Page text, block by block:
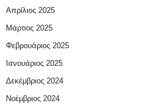
Απρίλιος 2025
Μάρτιος 2025
Φεβρουάριος 2025
Ιανουάριος 2025
Δεκέμβριος 2024
Νοέμβριος 2024